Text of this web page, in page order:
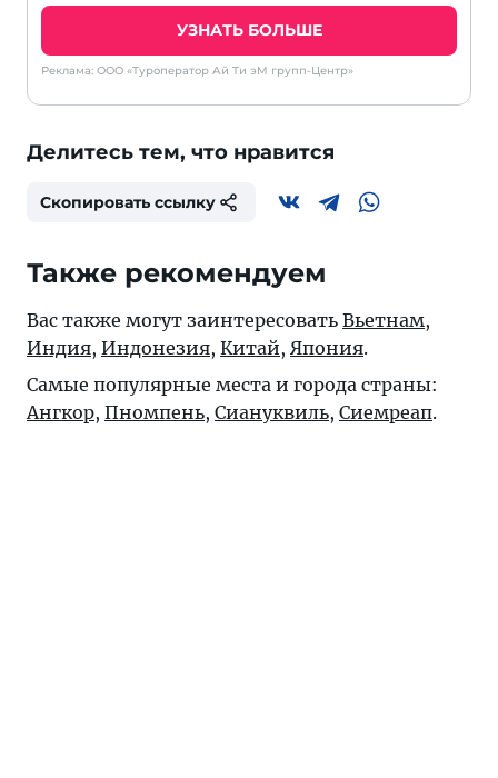
УЗНАТЬ БОЛЬШЕ
Реклама: ООО «Туроператор Ай Ти эМ групп-Центр»
Делитесь тем, что нравится
Скопировать ссылку
Также рекомендуем
Вас также могут заинтересовать Вьетнам,
Индия, Индонезия, Китай, Япония.
Самые популярные места и города страны:
Ангкор, Пномпень, Сиануквиль, Сиемреап.